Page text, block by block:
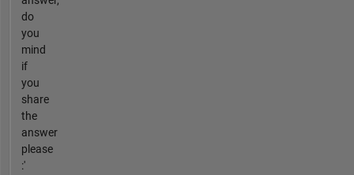
do
you
mind
if
you
share
the
answer
please
:'